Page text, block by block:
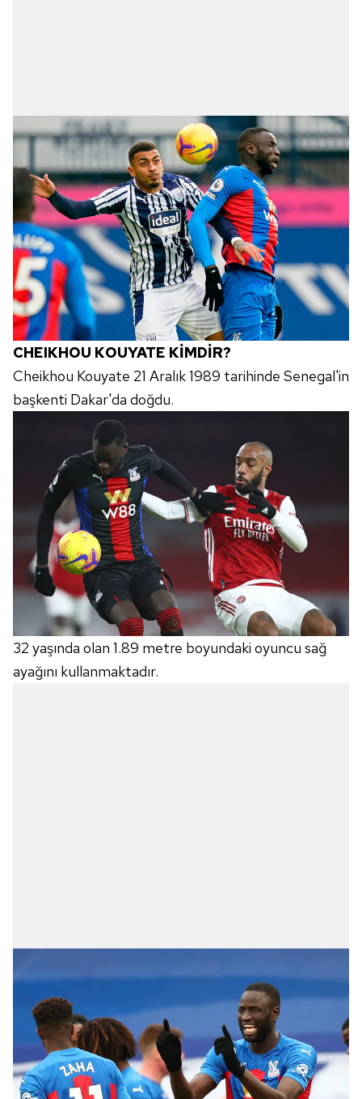
CHEIKHOU KOUYATE KİMDİR?
Cheikhou Kouyate 21 Aralık 1989 tarihinde Senegal'in
başkenti Dakar'da doğdu.
32 yaşında olan 1.89 metre boyundaki oyuncu sağ
ayağını kullanmaktadır.